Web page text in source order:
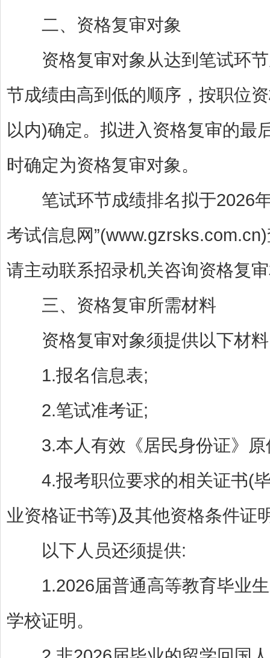
二、资格复审对象
资格复审对象从达到笔试环节
节成绩由高到低的顺序，按职位
以内)确定。拟进入资格复审的最
时确定为资格复审对象。
笔试环节成绩排名拟于2026年
考试信息网
请主动联系招录机关咨询资格复
三、资格复审所需材料
资格复审对象须提供以下材
1.报名信息表;
2.笔试准考证;
3.本人有效《居民身份证》原
4.报考职位要求的相关证书(毕
业资格证书等)及其他资格条件证
以下人员还须提供:
1.2026届普通高等教育毕业生
学校证明。